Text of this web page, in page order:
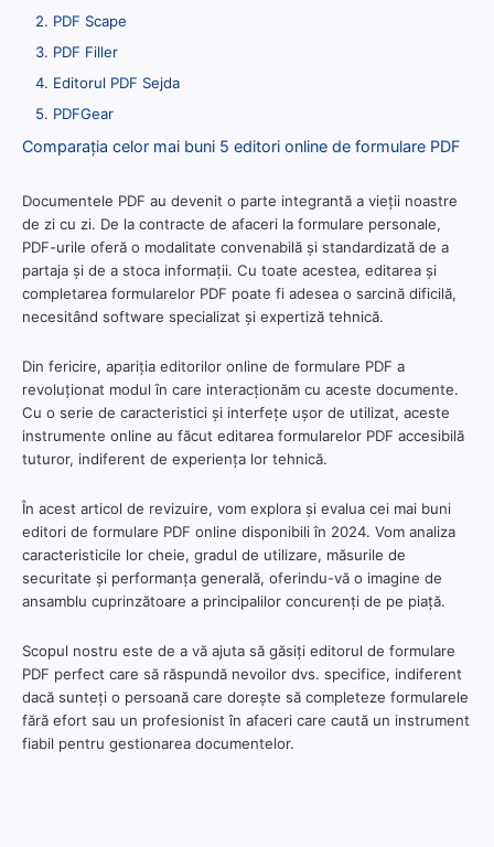
2. PDF Scape
3. PDF Filler
4. Editorul PDF Sejda
5. PDFGear
Comparația celor mai buni 5 editori online de formulare PDF
Documentele PDF au devenit o parte integrantă a vieții noastre
de zi cu zi. De la contracte de afaceri la formulare personale,
PDF-urile oferă o modalitate convenabilă și standardizată de a
partaja și de a stoca informații. Cu toate acestea, editarea și
completarea formularelor PDF poate fi adesea o sarcină dificilă,
necesitând software specializat și expertiză tehnică.
Din fericire, apariția editorilor online de formulare PDF a
revoluționat modul în care interacționăm cu aceste documente.
Cu o serie de caracteristici și interfețe ușor de utilizat, aceste
instrumente online au făcut editarea formularelor PDF accesibilă
tuturor, indiferent de experiența lor tehnică.
În acest articol de revizuire, vom explora și evalua cei mai buni
editori de formulare PDF online disponibili în 2024. Vom analiza
caracteristicile lor cheie, gradul de utilizare, măsurile de
securitate și performanța generală, oferindu-vă o imagine de
ansamblu cuprinzătoare a principalilor concurenți de pe piață.
Scopul nostru este de a vă ajuta să găsiți editorul de formulare
PDF perfect care să răspundă nevoilor dvs. specifice, indiferent
dacă sunteți o persoană care dorește să completeze formularele
fără efort sau un profesionist în afaceri care caută un instrument
fiabil pentru gestionarea documentelor.